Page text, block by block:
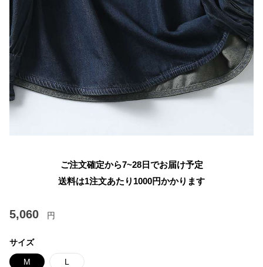
ご注文確定から7~28日でお届け予定
送料は1注文あたり 1000円かかります
5,060 円
サイズ
M L